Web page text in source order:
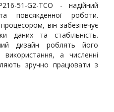
51-G2-TCO - надійний
повсякденної роботи.
він забезпечує
даних та стабільність.
дизайн роблять його
а численні
зручно працювати з